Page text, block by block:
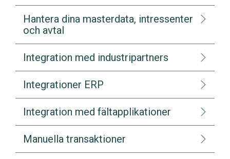
Hantera dina masterdata, intressenter
och avtal
Integration med industripartners
Integrationer ERP
Integration med fältapplikationer
Manuella transaktioner